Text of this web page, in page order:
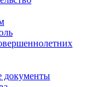
документы